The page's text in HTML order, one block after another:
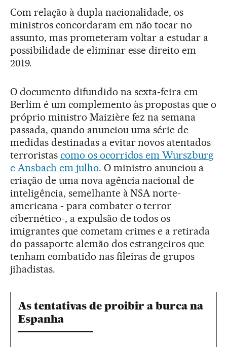
Com relação à dupla nacionalidade, os
ministros concordaram em não tocar no
assunto, mas prometeram voltar a estudar a
possibilidade de eliminar esse direito em
2019.
O documento difundido na sexta-feira em
Berlim é um complemento às propostas que o
próprio ministro Maizière fez na semana
passada, quando anunciou uma série de
medidas destinadas a evitar novos atentados
terroristas como os ocorridos em Wurszburg
e Ansbach em julho. O ministro anunciou a
criação de uma nova agência nacional de
inteligência, semelhante à NSA norte-
americana - para combater o terror
cibernético-, a expulsão de todos os
imigrantes que cometam crimes e a retirada
do passaporte alemão dos estrangeiros que
tenham combatido nas fileiras de grupos
jihadistas.
As tentativas de proibir a burca na
Espanha